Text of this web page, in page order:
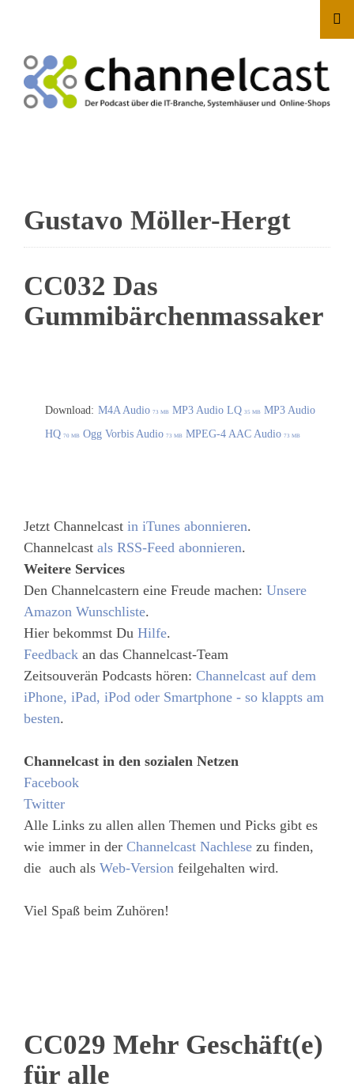
Gustavo Möller-Hergt
CC032 Das
Gummibärchenmassaker
Download: M4A Audio 73 MB MP3 Audio LQ 35 MB MP3 Audio
HQ 70 MB Ogg Vorbis Audio 73 MB MPEG-4 AAC Audio 73 MB
Jetzt Channelcast in iTunes abonnieren.
Channelcast als RSS-Feed abonnieren.
Weitere Services
Den Channelcastern eine Freude machen: Unsere
Amazon Wunschliste.
Hier bekommst Du Hilfe.
Feedback an das Channelcast-Team
Zeitsouverän Podcasts hören: Channelcast auf dem
iPhone, iPad, iPod oder Smartphone - so klappts am
besten.
Channelcast in den sozialen Netzen
Facebook
Twitter
Alle Links zu allen allen Themen und Picks gibt es
wie immer in der Channelcast Nachlese zu finden,
die auch als Web-Version feilgehalten wird.
Viel Spaß beim Zuhören!
CC029 Mehr Geschäft(e)
für alle